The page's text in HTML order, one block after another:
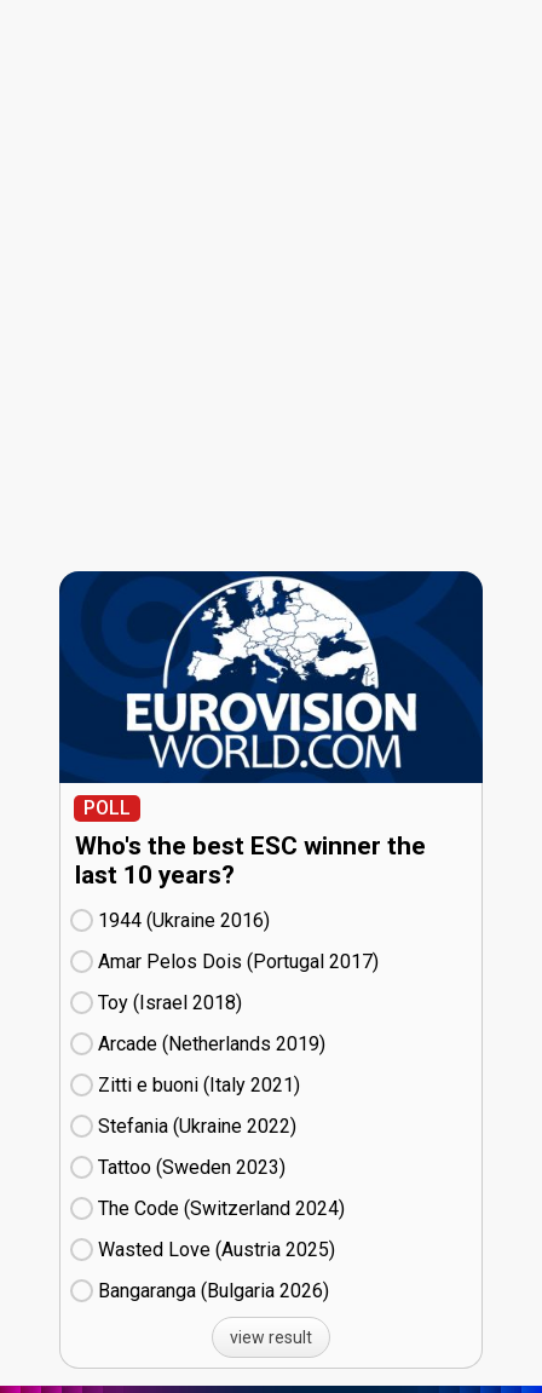
POLL
Who's the best ESC winner the
last 10 years?
1944 (Ukraine
16)
Amar Pelos Dois (Portugal
17)
Toy (Israel
18)
Arcade (Netherlands
19)
Zitti e buoni​ (Italy
21)
Stefania (Ukraine
22)
Tattoo (Sweden
23)
The Code (Switzerland
24)
Wasted Love (Austria
25)
Bangaranga (Bulgaria
26)
view result